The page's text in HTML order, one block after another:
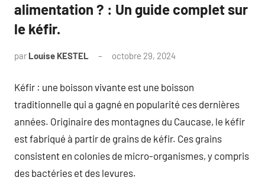
alimentation ? : Un guide complet sur
le kéfir.
par Louise KESTEL octobre 29, 2024
Kéfir : une boisson vivante est une boisson
traditionnelle qui a gagné en popularité ces dernières
années. Originaire des montagnes du Caucase, le kéfir
est fabriqué à partir de grains de kéfir. Ces grains
consistent en colonies de micro-organismes, y compris
des bactéries et des levures.